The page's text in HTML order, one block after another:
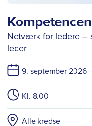
Netværk for ledere –
leder
9. september 2026 -
Kl. 8.00
Alle kredse